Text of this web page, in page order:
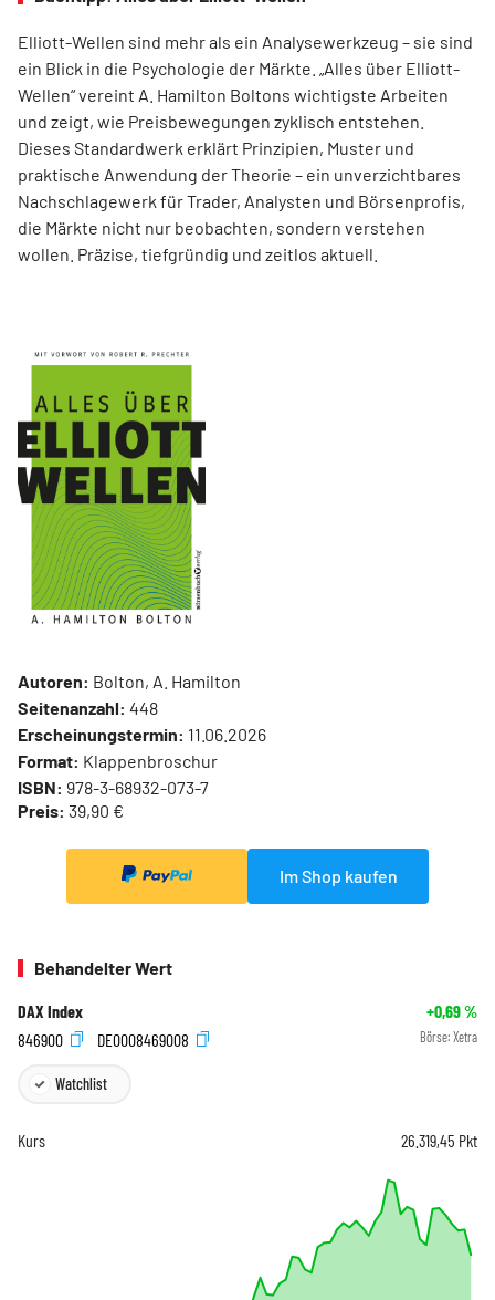
Elliott-Wellen sind mehr als ein Analysewerkzeug – sie sind
ein Blick in die Psychologie der Märkte. „Alles über Elliott-
Wellen“ vereint A. Hamilton Boltons wichtigste Arbeiten
und zeigt, wie Preisbewegungen zyklisch entstehen.
Dieses Standardwerk erklärt Prinzipien, Muster und
praktische Anwendung der Theorie – ein unverzichtbares
Nachschlagewerk für Trader, Analysten und Börsenprofis,
die Märkte nicht nur beobachten, sondern verstehen
wollen. Präzise, tiefgründig und zeitlos aktuell.
Autoren: Bolton, A. Hamilton
Seitenanzahl: 448
Erscheinungstermin: 11.06.2026
Format: Klappenbroschur
ISBN: 978-3-68932-073-7
Preis: 39,90 €
Im Shop kaufen
Behandelter Wert
DAX Index +0,69%
846900
DE0008469008 Börse: Xetra
Watchlist
Kurs 26.319,45 Pkt